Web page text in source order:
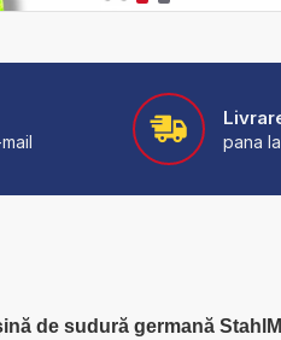
pana
de sudură germană